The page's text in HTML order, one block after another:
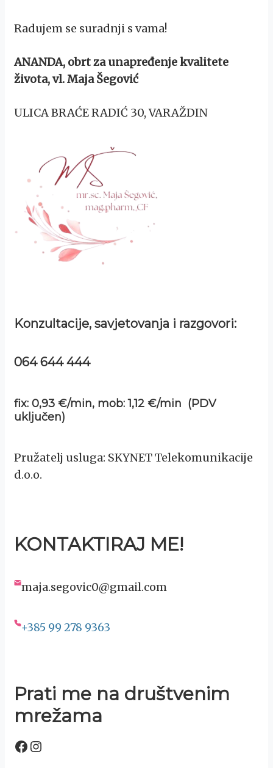
Radujem se suradnji s vama!
ANANDA, obrt za unapređenje kvalitete
života, vl. Maja Šegović
ULICA BRAĆE RADIĆ 30, VARAŽDIN
Konzultacije, savjetovanja i razgovori:
064 644 444
fix: 0,93 €/min, mob: 1,12 €/min (PDV
uključen)
Pružatelj usluga: SKYNET Telekomunikacije
d.o.o.
KONTAKTIRAJ ME!
maja.segovic0@gmail.com
+385 99 278 9363
Prati me na društvenim
mrežama
Facebook
Instagram